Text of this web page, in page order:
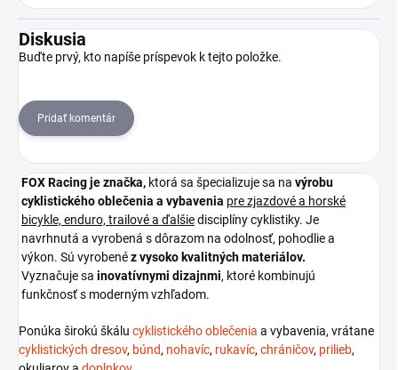
Diskusia
Buďte prvý, kto napíše príspevok k tejto položke.
Pridať komentár
FOX Racing jeznačka, ktorá sa špecializuje sa na výrobu
cyklistického oblečenia a vybavenia pre zjazdové a horské
bicykle, enduro, trailové a ďalšiedisciplíny cyklistiky. Je
navrhnutá a vyrobená s dôrazom na odolnosť, pohodlie a
výkon. Sú vyrobenéz vysoko kvalitných materiálov.
Vyznačuje sa inovatívnymi dizajnmi, ktoré kombinujú
funkčnosť s moderným vzhľadom.
Ponúka širokú škálu cyklistického oblečenia a vybavenia, vrátane
cyklistických dresov, búnd, nohavíc, rukavíc, chráničov, prilieb,